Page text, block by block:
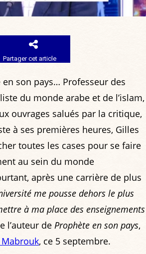
Partager cet article
en son pays… Professeur des
du monde arabe et de l’islam,
ouvrages salués par la critique,
à ses premières heures, Gilles
toutes les cases pour se faire
au sein du monde
après une carrière de plus
me pousse dehors le plus
à ma place des enseignements
l’auteur de Prophète en son pays,
, ce 5 septembre.